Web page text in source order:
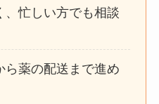
、忙しい方でも相談
ら薬の配送まで進め